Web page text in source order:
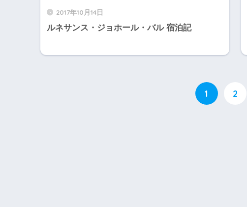
2017年10月14日
ルネサンス・ジョホール・バル 宿泊記
1 2